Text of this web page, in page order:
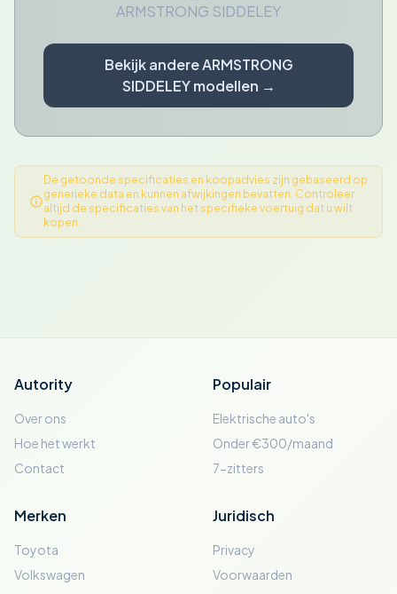
ARMSTRONG SIDDELEY
Bekijk andere ARMSTRONG
SIDDELEY modellen →
De getoonde specificaties en koopadvies zijn gebaseerd op
generieke data en kunnen afwijkingen bevatten. Controleer
altijd de specificaties van het specifieke voertuig dat u wilt
kopen.
Autority
Over ons
Hoe het werkt
Contact
Populair
Elektrische auto's
Onder €300/maand
7-zitters
Merken
Toyota
Volkswagen
Juridisch
Privacy
Voorwaarden